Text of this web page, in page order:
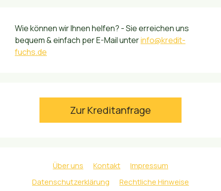
Wie können wir Ihnen helfen? - Sie erreichen uns
bequem & einfach per E-Mail unterinfo@kredit-
fuchs.de
Zur Kreditanfrage
Über uns Kontakt
Impressum
Datenschutzerklärung
Rechtliche Hinweise